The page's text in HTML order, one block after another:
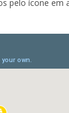
pelo ícone em